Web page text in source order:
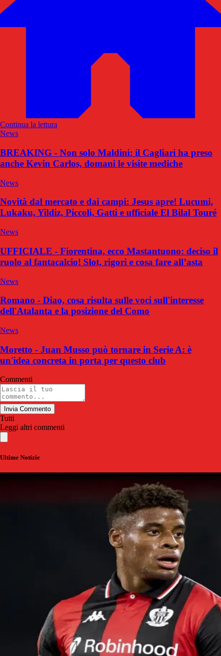
Continua la lettura
News
BREAKING - Non solo Maldini: il Cagliari ha preso
anche Kevin Carlos, domani le visite mediche
News
Novità dal mercato e dai campi: Jesus apre! Lucumi,
Lukaku, Yildiz, Piccoli, Gatti e ufficiale El Bilal Touré
News
UFFICIALE - Fiorentina, ecco Mastantuono: deciso il
ruolo al fantacalcio! Slot, rigori e cosa fare all’asta
News
Romano - Diao, cosa risulta sulle voci sull'interesse
dell'Atalanta e la posizione del Como
News
Moretto - Juan Musso può tornare in Serie A: è
un'idea concreta in porta per questo club
Commenti
Invia Commento
Tutti
Leggi altri commenti
Ultime Notizie